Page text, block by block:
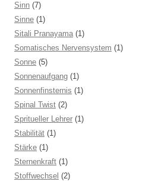
Sinn (7)
Sinne (1)
Sitali Pranayama (1)
Somatisches Nervensystem (1)
Sonne (5)
Sonnenaufgang (1)
Sonnenfinsternis (1)
Spinal Twist (2)
Spritueller Lehrer (1)
Stabilität (1)
Stärke (1)
Sternenkraft (1)
Stoffwechsel (2)